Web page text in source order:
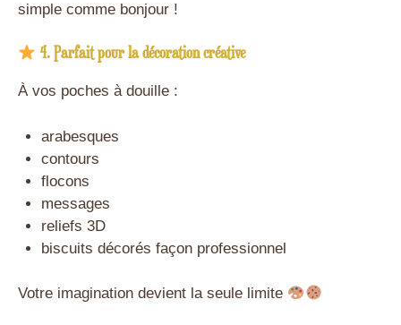
simple comme bonjour !
4. Parfait pour la décoration créative
À vos poches à douille :
arabesques
contours
flocons
messages
reliefs 3D
biscuits décorés façon professionnel
Votre imagination devient la seule limite